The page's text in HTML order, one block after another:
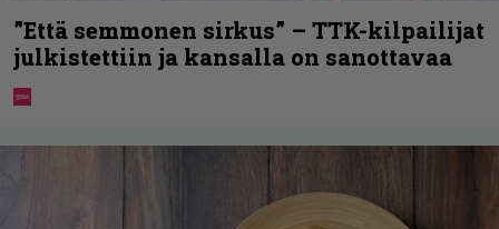
”Että semmonen sirkus” – TTK-kilpailijat
julkistettiin ja kansalla on sanottavaa